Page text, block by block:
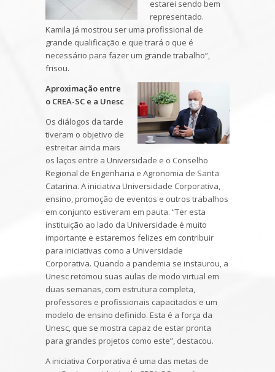
estarei sendo bem
representado.
Kamila já mostrou ser uma profissional de
grande qualificação e que trará o que é
necessário para fazer um grande trabalho”,
frisou.
Aproximação entre
o CREA-SC e a Unesc
Os diálogos da tarde
tiveram o objetivo de
estreitar ainda mais
os laços entre a Universidade e o Conselho
Regional de Engenharia e Agronomia de Santa
Catarina. A iniciativa Universidade Corporativa,
ensino, promoção de eventos e outros trabalhos
em conjunto estiveram em pauta. “Ter esta
instituição ao lado da Universidade é muito
importante e estaremos felizes em contribuir
para iniciativas como a Universidade
Corporativa. Quando a pandemia se instaurou, a
Unesc retomou suas aulas de modo virtual em
duas semanas, com estrutura completa,
professores e profissionais capacitados e um
modelo de ensino definido. Esta é a força da
Unesc, que se mostra capaz de estar pronta
para grandes projetos como este”, destacou.
A iniciativa Corporativa é uma das metas de